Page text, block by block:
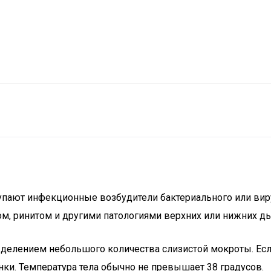
инфекционные возбудители бактериального или
ринитом и другими патологиями верхних или нижних
небольшого количества слизистой мокроты.
Температура тела обычно не превышает 38 градусов.